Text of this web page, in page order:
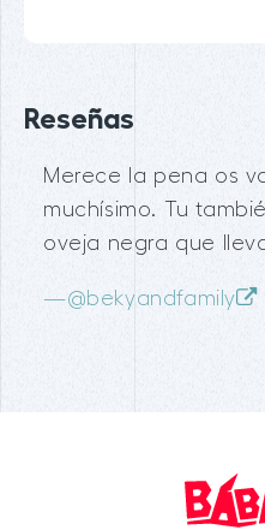
Reseñas
Merece la pena os
muchísimo. Tu
oveja negra que
—@bekyandfamily